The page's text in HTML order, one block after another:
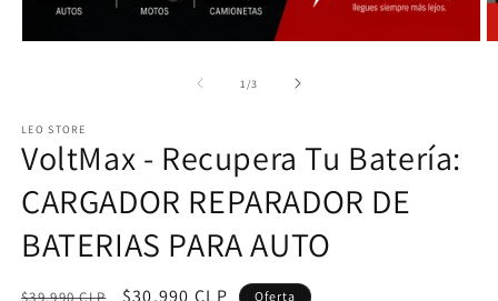
una
ventana
modal
1 /de
3
LEO STORE
VoltMax - Recupera Tu Batería:
CARGADOR REPARADOR DE
BATERIAS PARA AUTO
Precio
$39.990 CLP
Precio
$30.990 CLP Oferta